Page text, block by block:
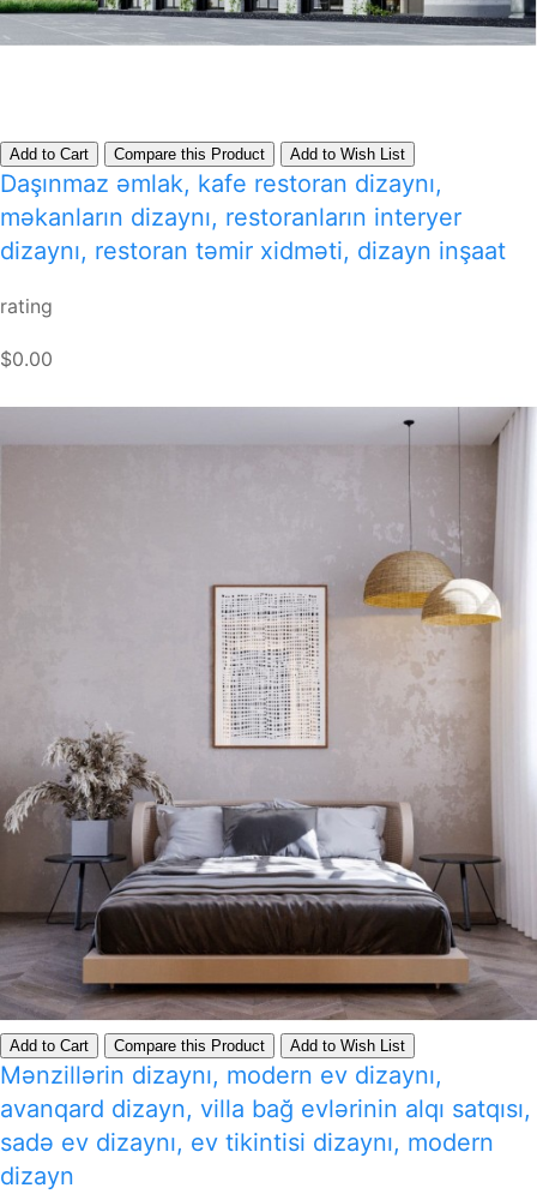
Add to Cart Compare this Product Add to Wish List
Daşınmaz əmlak, kafe restoran dizaynı,
məkanların dizaynı, restoranların interyer
dizaynı, restoran təmir xidməti, dizayn inşaat
rating
$0.00
Add to Cart Compare this Product Add to Wish List
Mənzillərin dizaynı, modern ev dizaynı,
avanqard dizayn, villa bağ evlərinin alqı satqısı,
sadə ev dizaynı, ev tikintisi dizaynı, modern
dizayn